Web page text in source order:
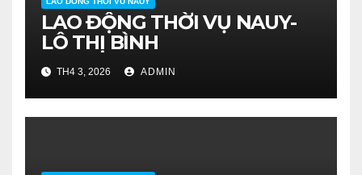
LAO ĐỘNG THỜI VỤ NAUY-
LÔ THỊ BÌNH
TH4 3, 2026 ADMIN